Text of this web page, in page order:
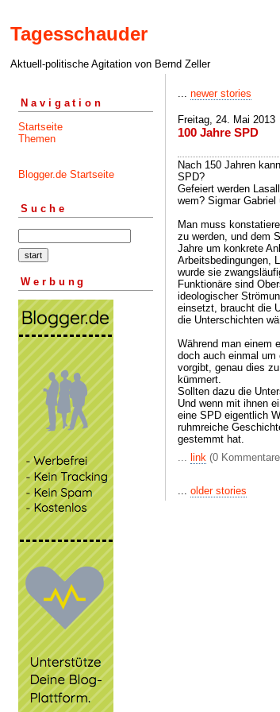
Tagesschauder
Aktuell-politische Agitation von Bernd Zeller
Navigation
Startseite
Themen
Blogger.de Startseite
Suche
Werbung
... newer stories
Freitag, 24. Mai 2013
100 Jahre SPD
Nach 150 Jahren
SPD?
Gefeiert werden
wem? Sigmar Gabriel
Man muss
zu werden, und dem
Jahre um konkrete
Arbeitsbedingungen,
wurde sie
Funktionäre sind
ideologischer
einsetzt, braucht die
die Unterschichten
Während man einem
doch auch einmal
vorgibt, genau dies
kümmert.
Sollten dazu die
Und wenn mit ihnen
eine SPD eigentlich
ruhmreiche
gestemmt hat.
... link (0
... older stories